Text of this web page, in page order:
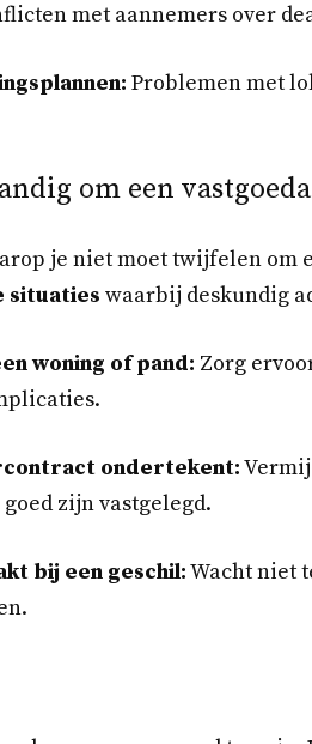
met aannemers over
Problemen met
om een
je niet moet twijfelen om
situaties waarbij deskundig
woning of pand: Zorg
ondertekent:
zijn vastgelegd.
bij een geschil:Wacht niet